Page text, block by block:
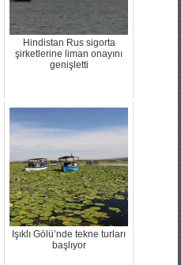
Hindistan Rus sigorta
şirketlerine liman onayını
genişletti
Işıklı Gölü’nde tekne turları
başlıyor